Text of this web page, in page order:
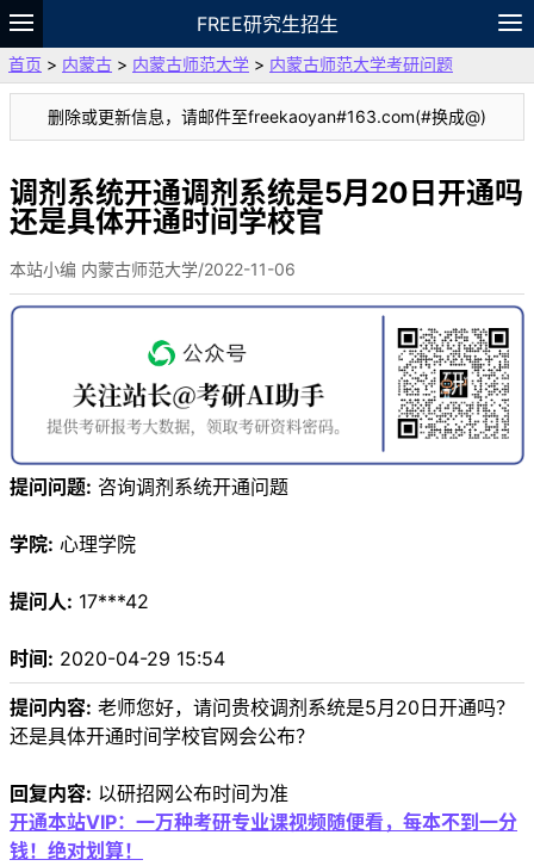
FREE研究生招生
题库
故事 专题 APP 笔记
论坛
VIP
资料
首页 > 内蒙古 > 内蒙古师范大学 > 内蒙古师范大学考研问题
删除或更新信息，请邮件至freekaoyan#163.com(#换成@)
调剂系统开通调剂系统是5月20日开通吗
还是具体开通时间学校官
本站小编 内蒙古师范大学/2022-11-06
提问问题: 咨询调剂系统开通问题
学院: 心理学院
提问人: 17***42
时间: 2020-04-29 15:54
提问内容: 老师您好，请问贵校调剂系统是5月20日开通吗？
还是具体开通时间学校官网会公布？
回复内容: 以研招网公布时间为准
开通本站VIP：一万种考研专业课视频随便看，每本不到一分
钱！绝对划算！